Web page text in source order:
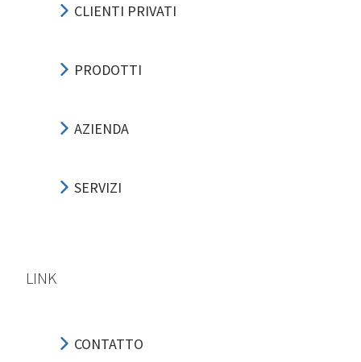
CLIENTI PRIVATI
PRODOTTI
AZIENDA
SERVIZI
LINK
CONTATTO